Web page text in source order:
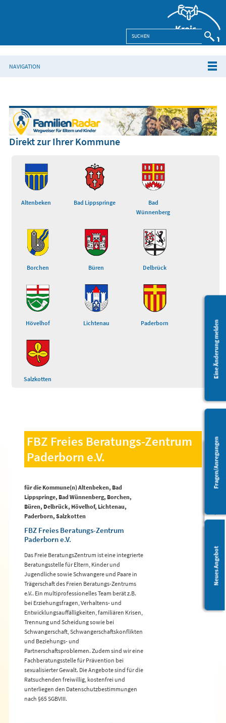
Leichte Sprache
Barrierefreiheit
NAVIGATION
Eine Änderung melden
Neues Angebot
Fragen/Anregungen
Direkt zur Ihrer Kommune
Altenbeken Bad Lippspringe
Bad
Wünnenberg
Borchen Büren Delbrück
Hövelhof Lichtenau Paderborn
Salzkotten
FBZ Freies Beratungs-Zentrum
Paderborn e.V.
für die Kommune(n) Altenbeken, Bad
Lippspringe, Bad Wünnenberg, Borchen,
Büren, Delbrück, Hövelhof, Lichtenau,
Paderborn, Salzkotten
FBZ Freies Beratungs-Zentrum
Paderborn e.V.
Das Freie BeratungsZentrum ist eine integrierte
Beratungsstelle für Eltern, Kinder und
Jugendliche sowie Schwangere und Paare in
Trägerschaft des Freien Beratungs-Zentrums
e.V.. Ein multiprofessionelles Team berät z.B.
bei Erziehungsfragen, Verhaltens- und
Entwicklungsauffälligkeiten, familiären Krisen,
Trennung und Scheidung sowie bei
Schwangerschaft, Schwangerschaftskonflikten
und Beziehungs- und
Partnerschaftsproblemen. Zudem sind wir eine
Fachberatungsstelle für Prävention bei
sexualisierter Gewalt. Die Angebote sind für die
Ratsuchenden freiwillig, kostenfrei und
unterliegen den Datenschutzbestimmungen
nach §65 SGBVIII.